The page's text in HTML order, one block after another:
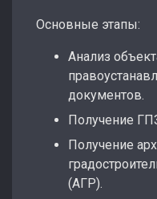
Основные этапы:
Анализ
документов.
Получение
Получение
(АГР).